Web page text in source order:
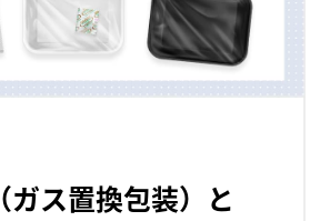
ガス置換包装）と